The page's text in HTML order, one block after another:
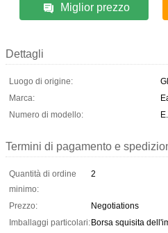
Miglior prezzo
Dettagli
Luogo di origine:
Marca:
Numero di modello:
Termini di pagamento e
Quantità di ordine
minimo:
2
Prezzo:
Negotiations
Imballaggi particolari:Borsa squisita